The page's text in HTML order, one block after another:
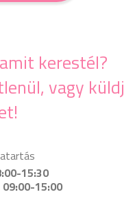
kerestél?
vagy küldj
15:30
15:00